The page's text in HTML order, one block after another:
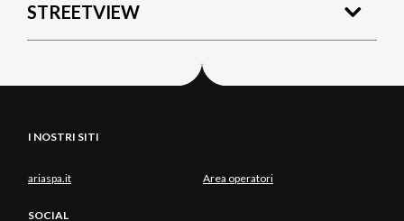
STREETVIEW
I NOSTRI SITI
ariaspa.it Area operatori
SOCIAL